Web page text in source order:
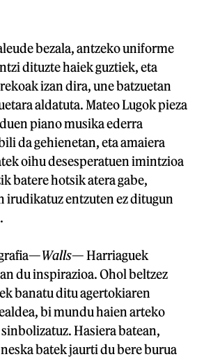
bezala, antzeko uniforme
dituzte haiek guztiek, eta
izan dira, une batzuetan
aldatuta. Mateo Lugok pieza
piano musika ederra
da gehienetan, eta amaiera
oihu desesperatuen imintzioa
batere hotsik atera gabe,
irudikatuz entzuten ez ditugun
Walls— Harriaguek
du inspirazioa. Ohol beltzez
banatu ditu agertokiaren
bi mundu haien arteko
Hasiera batean,
batek jaurti du bere burua